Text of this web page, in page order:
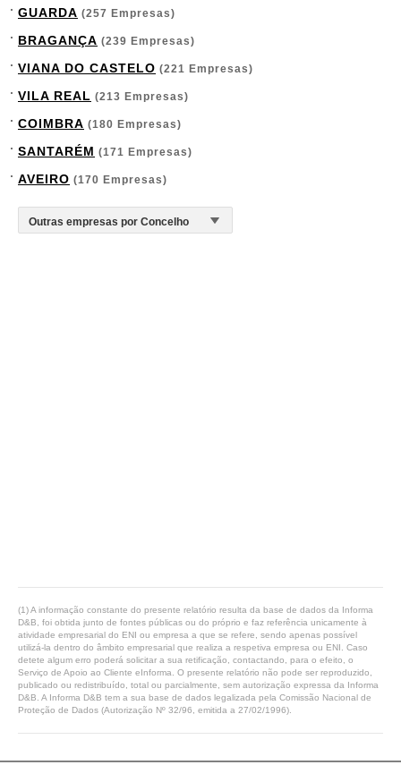
GUARDA (257 Empresas)
BRAGANÇA (239 Empresas)
VIANA DO CASTELO (221 Empresas)
VILA REAL (213 Empresas)
COIMBRA (180 Empresas)
SANTARÉM (171 Empresas)
AVEIRO (170 Empresas)
(1) A informação constante do presente relatório resulta da base de dados da Informa
D&B, foi obtida junto de fontes públicas ou do próprio e faz referência unicamente à
atividade empresarial do ENI ou empresa a que se refere, sendo apenas possível
utilizá-la dentro do âmbito empresarial que realiza a respetiva empresa ou ENI. Caso
detete algum erro poderá solicitar a sua retificação, contactando, para o efeito, o
Serviço de Apoio ao Cliente eInforma. O presente relatório não pode ser reproduzido,
publicado ou redistribuído, total ou parcialmente, sem autorização expressa da Informa
D&B. A Informa D&B tem a sua base de dados legalizada pela Comissão Nacional de
Proteção de Dados (Autorização Nº 32/96, emitida a 27/02/1996).